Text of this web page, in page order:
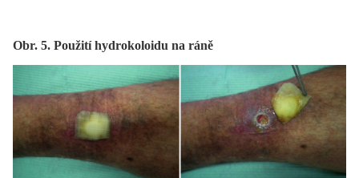
Obr. 5. Použití hydrokoloidu na ráně